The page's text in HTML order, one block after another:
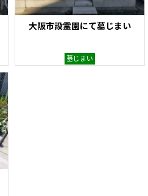
大阪市設霊園にて墓じまい
墓じまい